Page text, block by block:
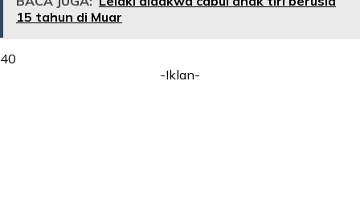
15 tahun di Muar
40
-Iklan-